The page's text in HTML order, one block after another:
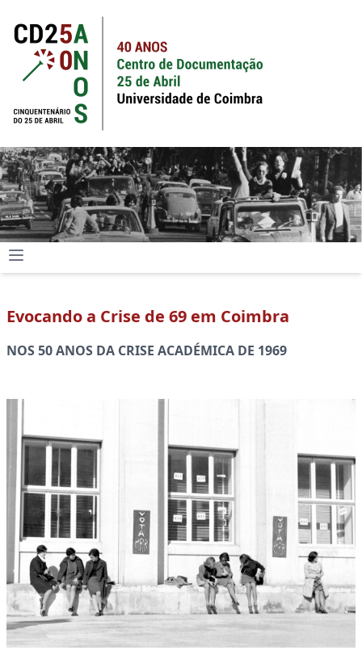
Evocando a Crise de 69 em Coimbra
NOS 50 ANOS DA CRISE ACADÉMICA DE 1969